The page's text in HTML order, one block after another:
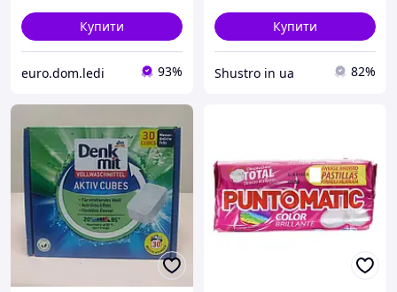
Купити
euro.dom.ledi 93%
Купити
Shustro in ua 82%